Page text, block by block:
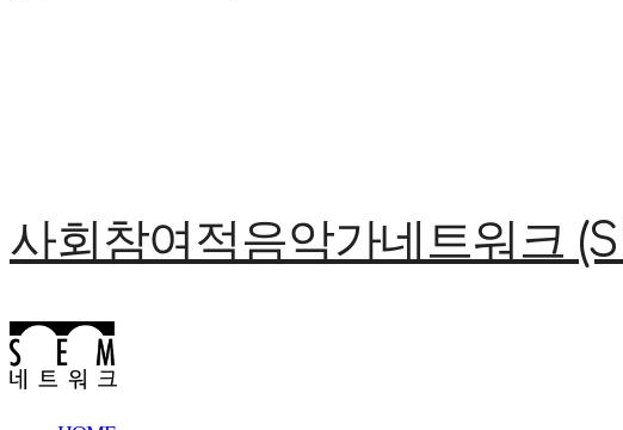
사회참여적음악가네트워크